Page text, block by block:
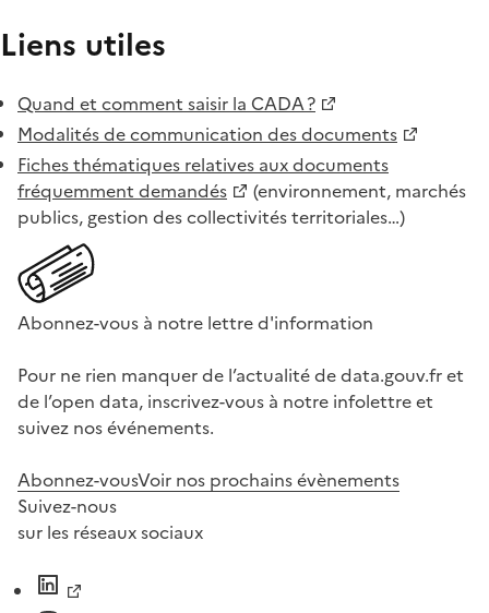
Liens utiles
Quand et comment saisir la CADA ?
Modalités de communication des documents
Fiches thématiques relatives aux documents
fréquemment demandés
(environnement, marchés
publics, gestion des collectivités territoriales…)
Abonnez-vous à notre lettre d'information
Pour ne rien manquer de l’actualité de data.gouv.fr et
de l’open data, inscrivez-vous à notre infolettre et
suivez nos événements.
Abonnez-vousVoir nos prochains évènements
Suivez-nous
sur les réseaux sociaux